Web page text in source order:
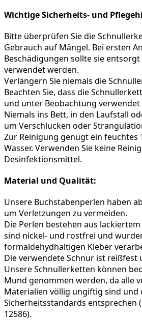
Wichtige Sicherheits- und
Bitte überprüfen Sie die
Gebrauch auf Mängel. Bei ersten
Beschädigungen sollte sie
verwendet werden.
Verlängern Sie niemals die
Beachten Sie, dass die
und unter Beobachtung
Niemals ins Bett, in den Laufstall
um Verschlucken oder
Zur Reinigung genügt ein feuchtes
Wasser. Verwenden Sie keine
Desinfektionsmittel.
Material und Qualität:
Unsere Buchstabenperlen haben
um Verletzungen zu vermeiden.
Die Perlen bestehen aus
sind nickel- und rostfrei und
formaldehydhaltigen Kleber
Die verwendete Schnur ist reißfest
Unsere Schnullerketten können
Mund genommen werden, da alle
Materialien völlig ungiftig sind und
Sicherheitsstandards entsprechen
12586).